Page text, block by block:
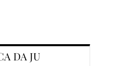
DA JU